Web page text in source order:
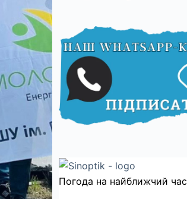
Погода на найближчий час